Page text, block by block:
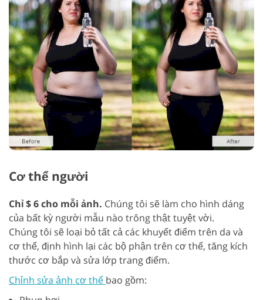
Cơ thể người
Chỉ $ 6 cho mỗi ảnh. Chúng tôi sẽ làm cho hình dáng
của bất kỳ người mẫu nào trông thật tuyệt vời.
Chúng tôi sẽ loại bỏ tất cả các khuyết điểm trên da và
cơ thể, định hình lại các bộ phận trên cơ thể, tăng kích
thước cơ bắp và sửa lớp trang điểm.
Chỉnh sửa ảnh cơ thể bao gồm: